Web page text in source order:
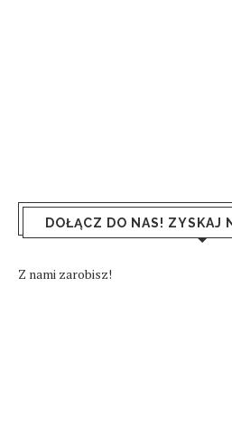
DOŁĄCZ DO NAS! ZYSKAJ
Z nami zarobisz!